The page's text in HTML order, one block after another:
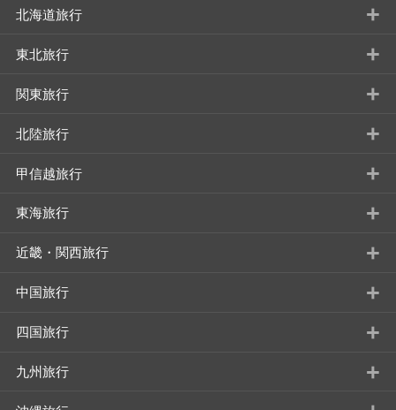
北海道旅行 +
東北旅行 +
関東旅行 +
北陸旅行 +
甲信越旅行 +
東海旅行 +
近畿・関西旅行 +
中国旅行 +
四国旅行 +
九州旅行 +